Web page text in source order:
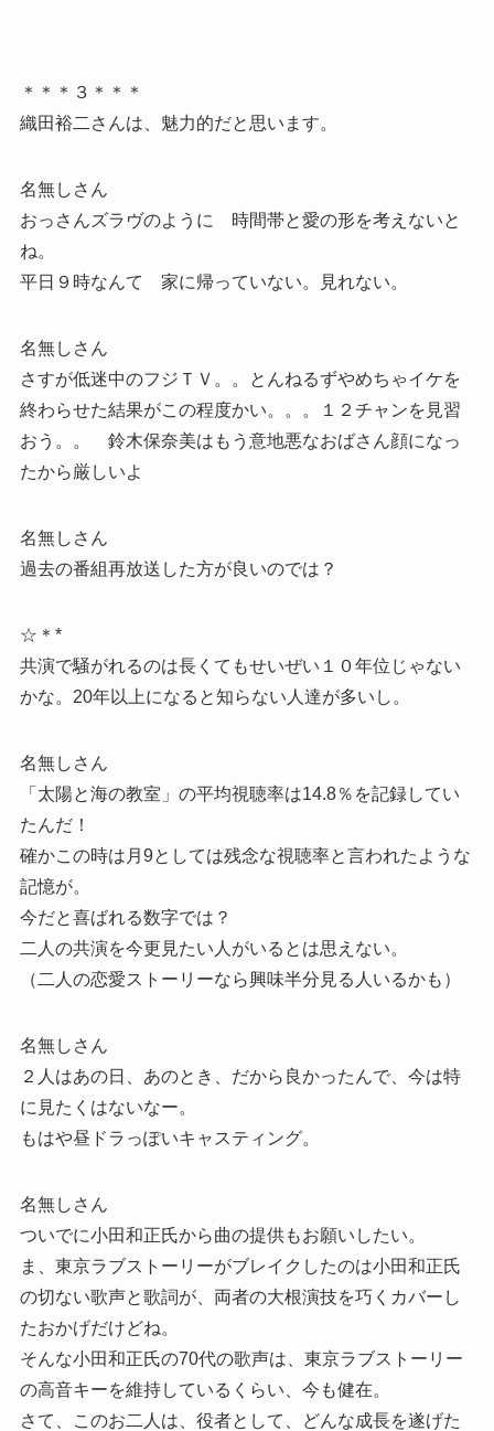
＊＊＊３＊＊＊
織田裕二さんは、魅力的だと思います。
名無しさん
おっさんズラヴのように 時間帯と愛の形を考えないと
ね。
平日９時なんて 家に帰っていない。見れない。
名無しさん
さすが低迷中のフジＴＶ。。とんねるずやめちゃイケを
終わらせた結果がこの程度かい。。。１２チャンを見習
おう。。 鈴木保奈美はもう意地悪なおばさん顔になっ
たから厳しいよ
名無しさん
過去の番組再放送した方が良いのでは？
☆＊*
共演で騒がれるのは長くてもせいぜい１０年位じゃない
かな。20年以上になると知らない人達が多いし。
名無しさん
「太陽と海の教室」の平均視聴率は14.8％を記録してい
たんだ！
確かこの時は月9としては残念な視聴率と言われたような
記憶が。
今だと喜ばれる数字では？
二人の共演を今更見たい人がいるとは思えない。
（二人の恋愛ストーリーなら興味半分見る人いるかも）
名無しさん
２人はあの日、あのとき、だから良かったんで、今は特
に見たくはないなー。
もはや昼ドラっぽいキャスティング。
名無しさん
ついでに小田和正氏から曲の提供もお願いしたい。
ま、東京ラブストーリーがブレイクしたのは小田和正氏
の切ない歌声と歌詞が、両者の大根演技を巧くカバーし
たおかげだけどね。
そんな小田和正氏の70代の歌声は、東京ラブストーリー
の高音キーを維持しているくらい、今も健在。
さて、このお二人は、役者として、どんな成長を遂げた